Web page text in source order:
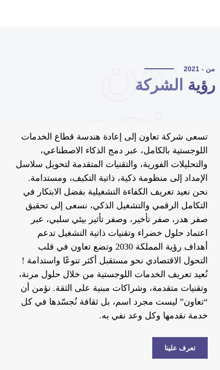
من
نحن
- 2021
الشركة
تسعى شركة تعاون إلى إعادة هندسة قطاع الخدمات
اللوجستية بالكامل، عبر دمج الذكاء الاصطناعي،
والتحليلات الفورية، والتقنيات المتقدمة لتحويل سلاسل
الإمداد إلى منظومة ذكية، ذاتية التكيف، ومستدامة.
نحن نعيد تعريف الكفاءة التشغيلية بفضل الابتكار في
التكامل الرقمي والتشغيل الذكي، نسعى إلى تحقيق
صفر هدر، صفر تأخير، وصفر تأثير بيئي سلبي، عبر
اعتماد حلول خضراء وتقنيات ذاتية التشغيل تدعم
أهداف رؤية المملكة 2030 وتضع تعاون في قلب
التحول الاقتصادي نحو مستقبل أكثر تنوعًا واستدامة !
نُعيد تعريف الخدمات اللوجستية من خلال حلول مرنة،
وتقنيات متقدمة، وشراكات مبنية على الثقة. نؤمن أن
“تعاون” ليست مجرد اسم، بل ثقافة نُجسّدها في كل
خدمة نقدمها وكل وعد نفي به.
تعرف علينا